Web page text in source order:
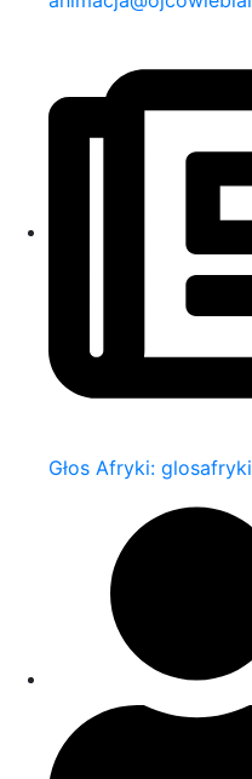
Głos Afryki: